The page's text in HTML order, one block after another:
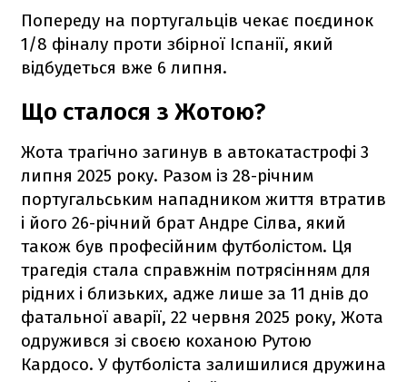
Попереду на португальців чекає поєдинок
1/8 фіналу проти збірної Іспанії, який
відбудеться вже 6 липня.
Що сталося з Жотою?
Жота трагічно загинув в автокатастрофі 3
липня 2025 року. Разом із 28-річним
португальським нападником життя втратив
і його 26-річний брат Андре Сілва, який
також був професійним футболістом. Ця
трагедія стала справжнім потрясінням для
рідних і близьких, адже лише за 11 днів до
фатальної аварії, 22 червня 2025 року, Жота
одружився зі своєю коханою Рутою
Кардосо. У футболіста залишилися дружина